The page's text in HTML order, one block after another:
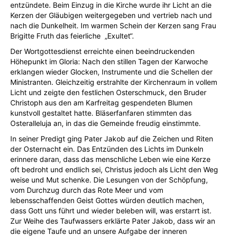
entzündete. Beim Einzug in die Kirche wurde ihr Licht an die
Kerzen der Gläubigen weitergegeben und vertrieb nach und
nach die Dunkelheit. Im warmen Schein der Kerzen sang Frau
Brigitte Fruth das feierliche „Exultet“.
Der Wortgottesdienst erreichte einen beeindruckenden
Höhepunkt im Gloria: Nach den stillen Tagen der Karwoche
erklangen wieder Glocken, Instrumente und die Schellen der
Ministranten. Gleichzeitig erstrahlte der Kirchenraum in vollem
Licht und zeigte den festlichen Osterschmuck, den Bruder
Christoph aus den am Karfreitag gespendeten Blumen
kunstvoll gestaltet hatte. Bläserfanfaren stimmten das
Osteralleluja an, in das die Gemeinde freudig einstimmte.
In seiner Predigt ging Pater Jakob auf die Zeichen und Riten
der Osternacht ein. Das Entzünden des Lichts im Dunkeln
erinnere daran, dass das menschliche Leben wie eine Kerze
oft bedroht und endlich sei, Christus jedoch als Licht den Weg
weise und Mut schenke. Die Lesungen von der Schöpfung,
vom Durchzug durch das Rote Meer und vom
lebensschaffenden Geist Gottes würden deutlich machen,
dass Gott uns führt und wieder beleben will, was erstarrt ist.
Zur Weihe des Taufwassers erklärte Pater Jakob, dass wir an
die eigene Taufe und an unsere Aufgabe der inneren